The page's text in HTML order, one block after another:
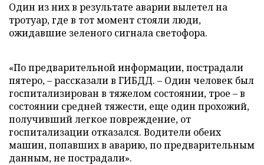
Один из них в результате аварии вылетел на
тротуар, где в тот момент стояли люди,
ожидавшие зеленого сигнала светофора.
«По предварительной информации, пострадали
пятеро, – рассказали в ГИБДД. – Один человек был
госпитализирован в тяжелом состоянии, трое – в
состоянии средней тяжести, еще один прохожий,
получивший легкое повреждение, от
госпитализации отказался. Водители обеих
машин, попавших в аварию, по предварительным
данным, не пострадали».